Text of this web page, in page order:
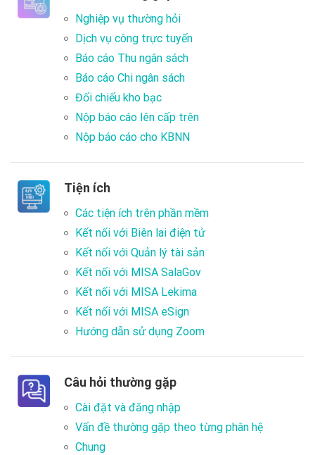
Nghiệp vụ thường hỏi
Dịch vụ công trực tuyến
Báo cáo Thu ngân sách
Báo cáo Chi ngân sách
Đối chiếu kho bạc
Nộp báo cáo lên cấp trên
Nộp báo cáo cho KBNN
Tiện ích
Các tiện ích trên phần mềm
Kết nối với Biên lai điện tử
Kết nối với Quản lý tài sản
Kết nối với MISA SalaGov
Kết nối với MISA Lekima
Kết nối với MISA eSign
Hướng dẫn sử dụng Zoom
Câu hỏi thường gặp
Cài đặt và đăng nhập
Vấn đề thường gặp theo từng phân hệ
Chung